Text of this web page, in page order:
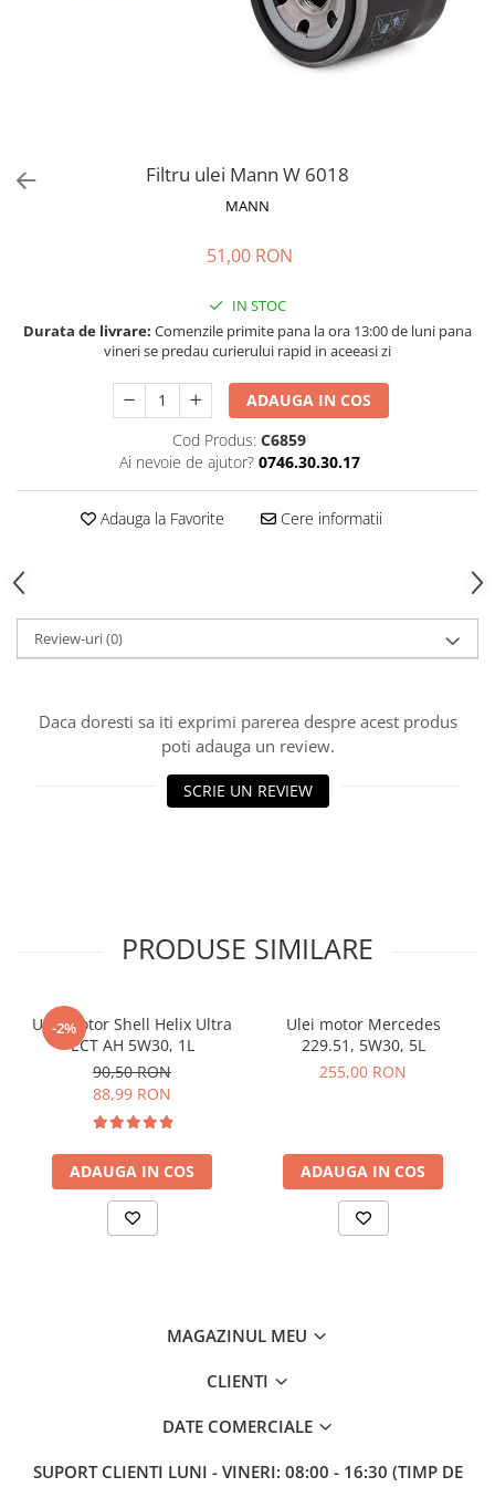
LAVETE | PROSOAPE
Filtru ulei Mann W 6018
MANN
51,00 RON
IN STOC
Durata de livrare: Comenzile primite pana la ora 13:00 de luni pana
vineri se predau curierului rapid in aceeasi zi
ADAUGA IN COS
Cod Produs: C6859
Ai nevoie de ajutor? 0746.30.30.17
Adauga la Favorite Cere informatii
Review-uri(0)
Daca doresti sa iti exprimi parerea despre acest produs
poti adauga un review.
SCRIE UN REVIEW
PRODUSE SIMILARE
-2%
Ulei motor Shell Helix Ultra
ECT AH 5W30, 1L
90,50 RON
88,99 RON
ADAUGA IN COS
Ulei motor Mercedes
229.51, 5W30, 5L
255,00 RON
ADAUGA IN COS
MAGAZINUL MEU
CLIENTI
DATE COMERCIALE
SUPORT CLIENTI LUNI - VINERI: 08:00 - 16:30 (TIMP DE